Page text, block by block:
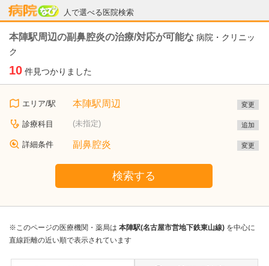
人で選べる医院検索
病院なび
本陣駅周辺の副鼻腔炎の治療/対応が可能な 病院・クリニッ
ク
10 件見つかりました
エリア/駅 本陣駅周辺 変更
診療科目 (未指定) 追加
詳細条件 副鼻腔炎 変更
検索する
※このページの医療機関・薬局は 本陣駅(名古屋市営地下鉄東山線) を中心に
直線距離の近い順で表示されています